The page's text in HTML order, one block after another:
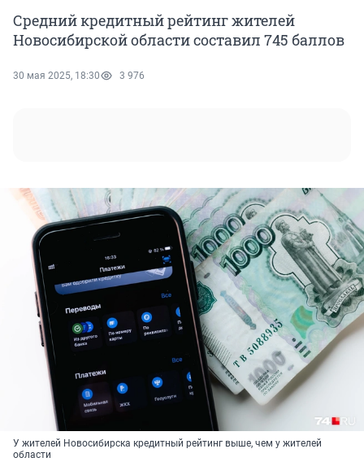
Средний кредитный рейтинг жителей
Новосибирской области составил 745 баллов
30 мая 2025, 18:30 3 976
У жителей Новосибирска кредитный рейтинг выше, чем у жителей
области